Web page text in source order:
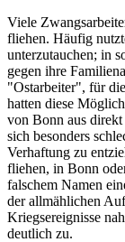
Viele
fliehen. Häufig
unterzutauchen; in
gegen ihre
"Ostarbeiter", für
hatten diese
von Bonn aus
sich besonders
Verhaftung zu
fliehen, in Bonn
falschem Namen
der allmählichen
Kriegsereignisse
deutlich zu.